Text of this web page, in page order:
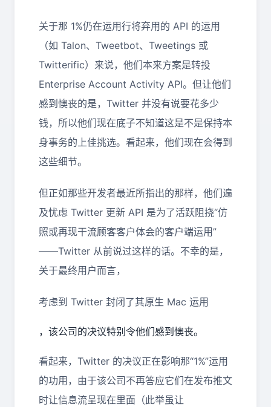
关于那 1%仍在运用行将弃用的 API 的运用
（如 Talon、Tweetbot、Tweetings 或
Twitterific）来说，他们本来方案是转投
Enterprise Account Activity API。但让他们
感到懊丧的是，Twitter 并没有说要花多少
钱，所以他们现在底子不知道这是不是保持本
身事务的上佳挑选。看起来，他们现在会得到
这些细节。
但正如那些开发者最近所指出的那样，他们遍
及忧虑 Twitter 更新 API 是为了活跃阻挠“仿
照或再现干流顾客客户体会的客户端运用”
——Twitter 从前说过这样的话。不幸的是，
关于最终用户而言，
考虑到 Twitter 封闭了其原生 Mac 运用
，该公司的决议特别令他们感到懊丧。
看起来，Twitter 的决议正在影响那“1%”运用
的功用，由于该公司不再答应它们在发布推文
时让信息流呈现在里面（此举虽让